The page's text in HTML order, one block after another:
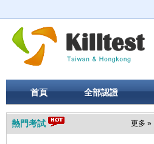
首頁 全部認證
更多 »
熱門考試